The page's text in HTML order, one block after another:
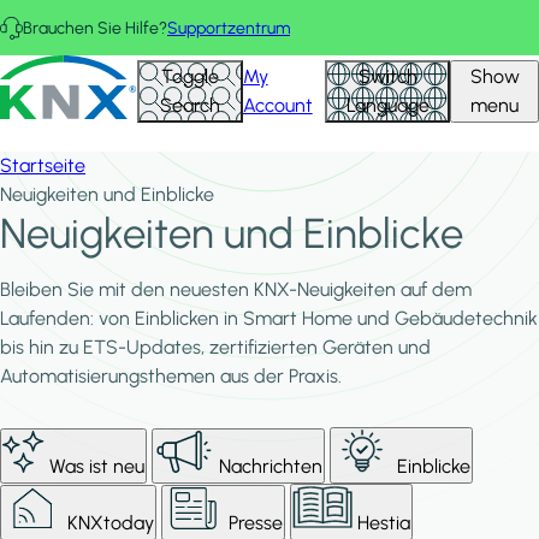
Direkt zum Inhalt
Brauchen Sie Hilfe?Supportzentrum
KNX - Homepage Toggle
Search
My
Account
Switch
Language
Show
menu
Startseite
Neuigkeiten und Einblicke
Neuigkeiten und Einblicke
Bleiben Sie mit den neuesten KNX-Neuigkeiten auf dem
Laufenden: von Einblicken in Smart Home und Gebäudetechnik
bis hin zu ETS-Updates, zertifizierten Geräten und
Automatisierungsthemen aus der Praxis.
Was ist neu Nachrichten Einblicke
KNXtoday Presse Hestia